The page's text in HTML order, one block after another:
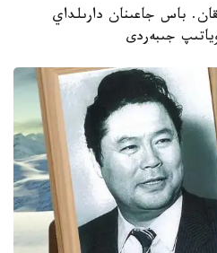
باس جاعىنان دارىلداي
جىبەردى